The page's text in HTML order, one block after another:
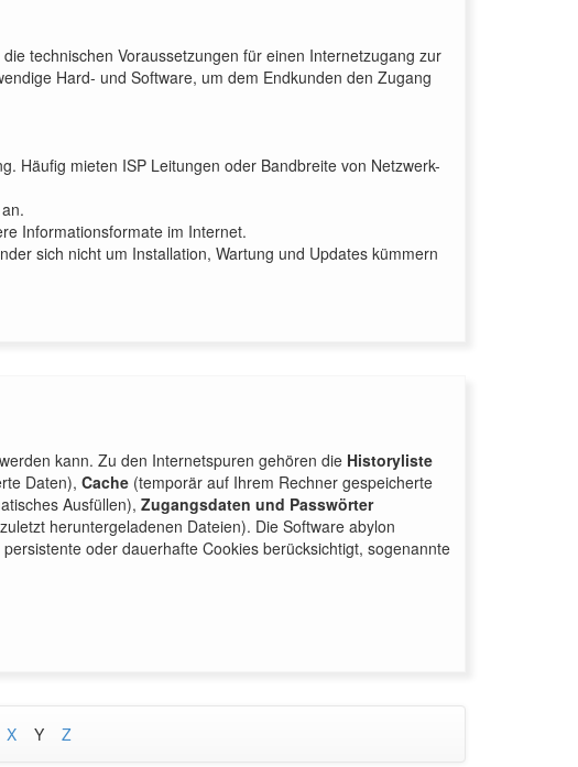
technischen Voraussetzungen für einen Internetzugang zur
Hard- und Software, um dem Endkunden den Zugang
Häufig mieten ISP Leitungen oder Bandbreite von Netzwerk-
Informationsformate im Internet.
sich nicht um Installation, Wartung und Updates kümmern
kann. Zu den Internetspuren gehören die Historyliste
Daten), Cache (temporär auf Ihrem Rechner gespeicherte
Ausfüllen), Zugangsdaten und Passwörter
heruntergeladenen Dateien). Die Software abylon
oder dauerhafte Cookies berücksichtigt, sogenannte
X Y Z